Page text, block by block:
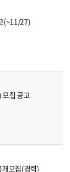
(~11/27)
모집 공고
모집(경력)